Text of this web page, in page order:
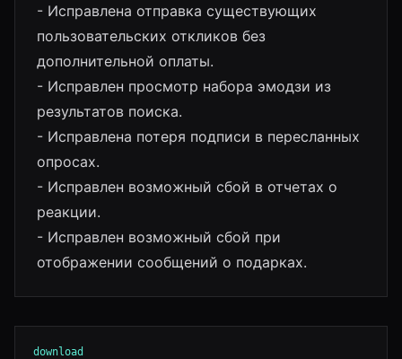
- Исправлена отправка существующих
пользовательских откликов без
дополнительной оплаты.
- Исправлен просмотр набора эмодзи из
результатов поиска.
- Исправлена потеря подписи в пересланных
опросах.
- Исправлен возможный сбой в отчетах о
реакции.
- Исправлен возможный сбой при
отображении сообщений о подарках.
download